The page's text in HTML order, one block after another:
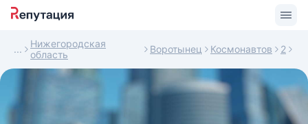
Нижегородская
область
Воротынец Космонавтов 2